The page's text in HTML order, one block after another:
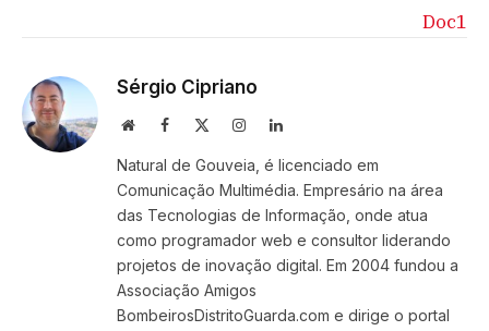
Doc1
Sérgio Cipriano
WebsiteFacebook InstagramLinkedIn
Natural de Gouveia, é licenciado em
Comunicação Multimédia. Empresário na área
das Tecnologias de Informação, onde atua
como programador web e consultor liderando
projetos de inovação digital. Em 2004 fundou a
Associação Amigos
BombeirosDistritoGuarda.com e dirige o portal